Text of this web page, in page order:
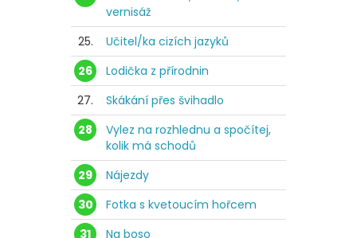
vernisáž
25.
Učitel/ka cizích jazyků
26
Lodička z přírodnin
27.
Skákání přes švihadlo
28
Vylez na rozhlednu a spočítej,
kolik má schodů
29
Nájezdy
30
Fotka s kvetoucím hořcem
31
Na boso